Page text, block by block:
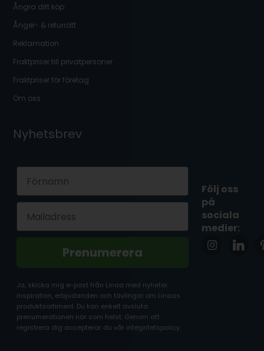
Ångra ditt köp
Ånger- & returrätt
Reklamation
Fraktpriser till privatpersoner
Fraktpriser för företag
Om oss
Nyhetsbrev
Prenumerera
Ja, skicka mig e-post från Linaa med nyheter,
inspiration, erbjudanden och tävlingar om Linaas
produktsortiment. Du kan enkelt avsluta
prenumerationen när som helst. Genom att
registrera dig accepterar du vår integritetspolicy.
Följ oss
på
sociala
medier: